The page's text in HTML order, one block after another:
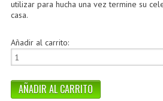
utilizar para hucha una vez termine su
casa.
Añadir al carrito: